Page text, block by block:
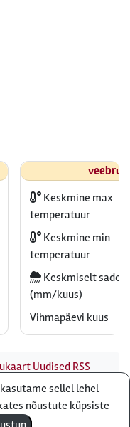
Keskmine max
temperatuur
Keskmine min
temperatuur
Keskmiselt
(mm/kuus)
Vihmapäevi kuus
Uudised RSS
infot meie saidist
8B Tallinn, Eesti - e-
sellel lehel
nõustute küpsiste